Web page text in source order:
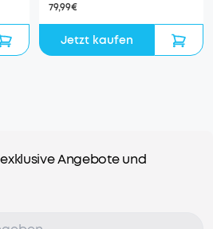
79,99€
Jetzt kaufen
Angebote und